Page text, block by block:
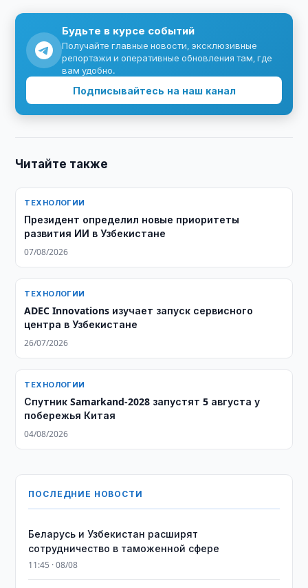
Будьте в курсе событий
Получайте главные новости, эксклюзивные
репортажи и оперативные обновления там, где
вам удобно.
Подписывайтесь на наш канал
Читайте также
ТЕХНОЛОГИИ
Президент определил новые приоритеты
развития ИИ в Узбекистане
07/08/2026
ТЕХНОЛОГИИ
ADEC Innovations изучает запуск сервисного
центра в Узбекистане
26/07/2026
ТЕХНОЛОГИИ
Спутник Samarkand-2028 запустят 5 августа у
побережья Китая
04/08/2026
ПОСЛЕДНИЕ НОВОСТИ
Беларусь и Узбекистан расширят
сотрудничество в таможенной сфере
11:45 · 08/08